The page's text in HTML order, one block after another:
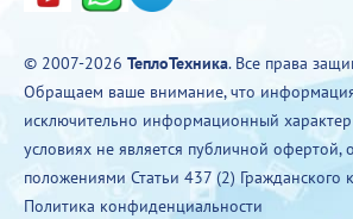
© 2007-2026 ТеплоТехника. Все права
Обращаем ваше внимание, что
исключительно информационный
условиях не является публичной офертой,
положениями Статьи 437 (2) Гражданского
Политика конфиденциальности